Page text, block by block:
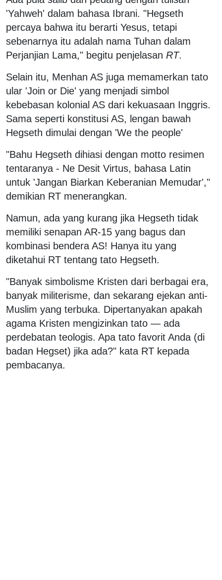
'Yahweh' dalam bahasa Ibrani. "Hegseth
percaya bahwa itu berarti Yesus, tetapi
sebenarnya itu adalah nama Tuhan dalam
Perjanjian Lama," begitu penjelasan RT.
Selain itu, Menhan AS juga memamerkan tato
ular 'Join or Die' yang menjadi simbol
kebebasan kolonial AS dari kekuasaan Inggris.
Sama seperti konstitusi AS, lengan bawah
Hegseth dimulai dengan 'We the people'
"Bahu Hegseth dihiasi dengan motto resimen
tentaranya - Ne Desit Virtus, bahasa Latin
untuk 'Jangan Biarkan Keberanian Memudar',"
demikian RT menerangkan.
Namun, ada yang kurang jika Hegseth tidak
memiliki senapan AR-15 yang bagus dan
kombinasi bendera AS! Hanya itu yang
diketahui RT tentang tato Hegseth.
"Banyak simbolisme Kristen dari berbagai era,
banyak militerisme, dan sekarang ejekan anti-
Muslim yang terbuka. Dipertanyakan apakah
agama Kristen mengizinkan tato — ada
perdebatan teologis. Apa tato favorit Anda (di
badan Hegset) jika ada?" kata RT kepada
pembacanya.